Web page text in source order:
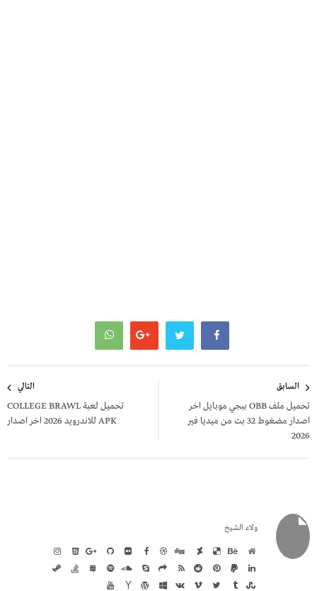
المقالات
السابق
تحميل ملف OBB ببجي موبايل اخر
اصدار مضغوط 32 بت من ميديا فير
2026
التالي
تحميل لعبة COLLEGE BRAWL
APK للاندرويد 2026 اخر اصدار
ولاء الشيخ